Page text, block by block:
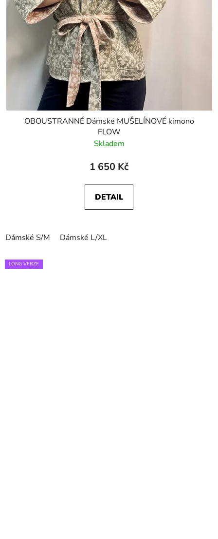
OBOUSTRANNÉ Dámské MUŠELÍNOVÉ kimono
FLOW
Skladem
1 650 Kč
DETAIL
Dámské S/M Dámské L/XL
LONG VERZE